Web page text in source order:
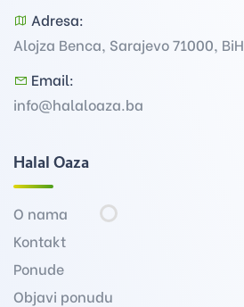
Adresa:
Alojza Benca, Sarajevo 71000, BiH
Email:
info@halaloaza.ba
Halal Oaza
O nama
Kontakt
Ponude
Objavi ponudu